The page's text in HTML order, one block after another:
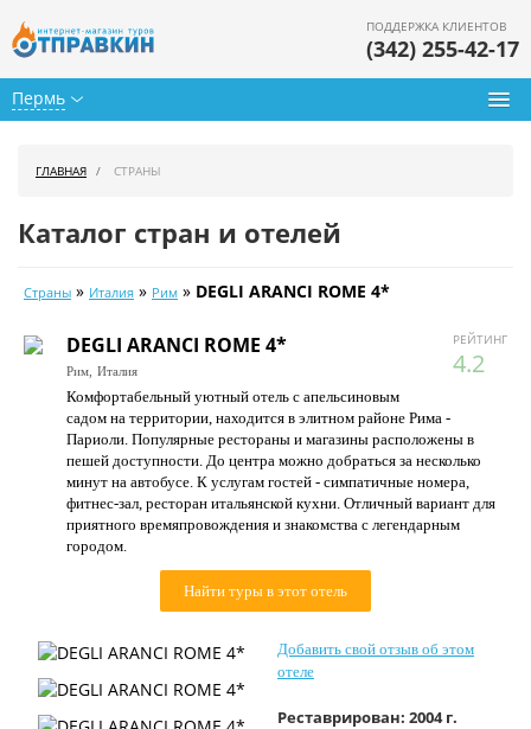
Пермь
ПОДДЕРЖКА КЛИЕНТОВ
(342) 255-42-17
Календарь туров
Цены дня
Страны
Как купить
О нас
Контакты
ГЛАВНАЯ СТРАНЫ
Каталог стран и отелей
Страны » Италия » Рим » DEGLI ARANCI ROME 4*
РЕЙТИНГ
4.2
DEGLI ARANCI ROME 4*
Рим, Италия
Комфортабельный уютный отель с апельсиновым
садом на территории, находится в элитном районе Рима -
Париоли. Популярные рестораны и магазины расположены в
пешей доступности. До центра можно добраться за несколько
минут на автобусе. К услугам гостей - симпатичные номера,
фитнес-зал, ресторан итальянской кухни. Отличный вариант для
приятного времяпровождения и знакомства с легендарным
городом.
Найти туры в этот отель
Добавить свой отзыв об этом
отеле
Реставрирован: 2004 г.